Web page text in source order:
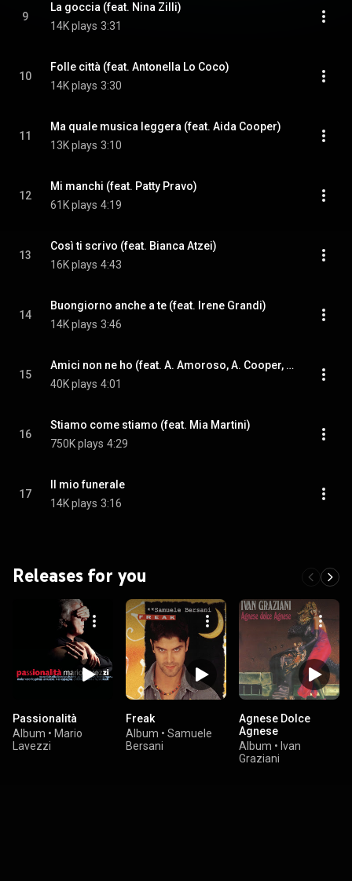
9
La goccia (feat. Nina Zilli)
14K plays 3:31
10
Folle città (feat. Antonella Lo Coco)
14K plays 3:30
11
Ma quale musica leggera (feat. Aida Cooper)
13K plays 3:10
12
Mi manchi (feat. Patty Pravo)
61K plays 4:19
13
Così ti scrivo (feat. Bianca Atzei)
16K plays 4:43
14
Buongiorno anche a te (feat. Irene Grandi)
14K plays 3:46
15
Amici non ne ho (feat. A. Amoroso, A. Cooper, A. Lo Coco & B. Atzei)
40K plays 4:01
16
Stiamo come stiamo (feat. Mia Martini)
750K plays 4:29
17
Il mio funerale
14K plays 3:16
Releases for you
Passionalità
Album • Mario
Lavezzi
Freak
Album • Samuele
Bersani
Agnese Dolce
Agnese
Album • Ivan
Graziani